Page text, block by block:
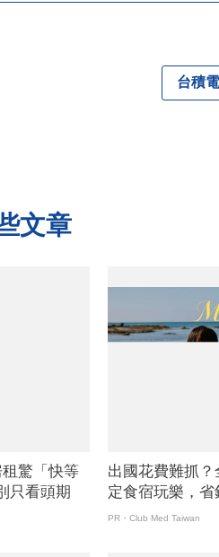
台積電
文章
驚「快等
只看頭期
出國花費難抓
定食宿玩樂，省
PR・Club Med Taiwan